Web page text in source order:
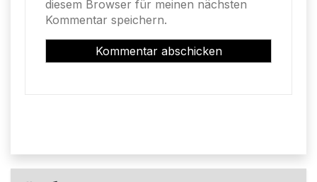
diesem Browser für meinen nächsten
Kommentar speichern.